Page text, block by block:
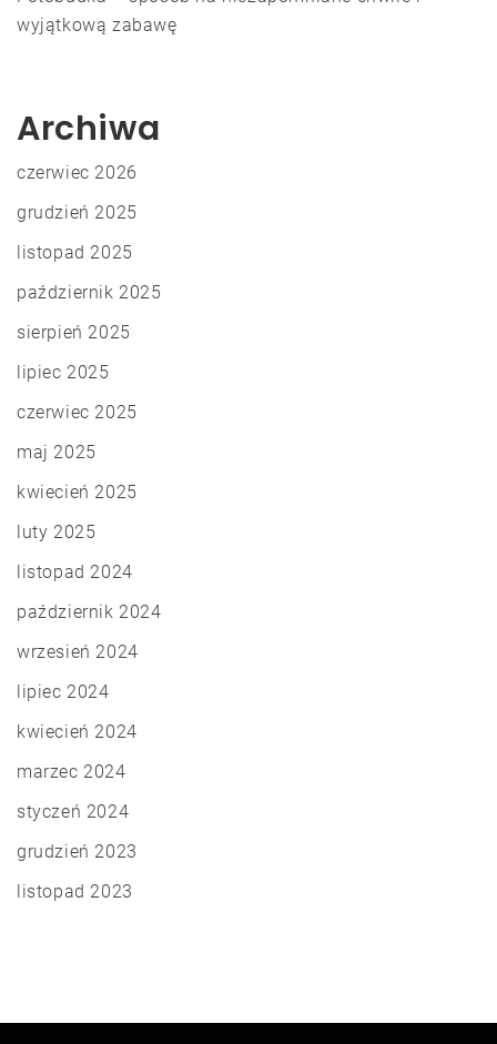
wyjątkową zabawę
Archiwa
czerwiec 2026
grudzień 2025
listopad 2025
październik 2025
sierpień 2025
lipiec 2025
czerwiec 2025
maj 2025
kwiecień 2025
luty 2025
listopad 2024
październik 2024
wrzesień 2024
lipiec 2024
kwiecień 2024
marzec 2024
styczeń 2024
grudzień 2023
listopad 2023